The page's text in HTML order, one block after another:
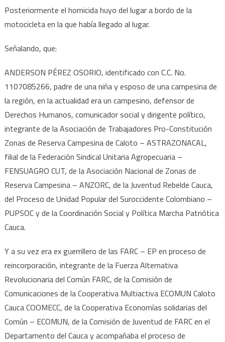
Posteriormente el homicida huyo del lugar a bordo de la
motocicleta en la que había llegado al lugar.
Señalando, que:
ANDERSON PÉREZ OSORIO, identificado con C.C. No.
1107085266, padre de una niña y esposo de una campesina de
la región, en la actualidad era un campesino, defensor de
Derechos Humanos, comunicador social y dirigente político,
integrante de la Asociación de Trabajadores Pro-Constitución
Zonas de Reserva Campesina de Caloto – ASTRAZONACAL,
filial de la Federación Sindical Unitaria Agropecuaria –
FENSUAGRO CUT, de la Asociación Nacional de Zonas de
Reserva Campesina – ANZORC, de la Juventud Rebelde Cauca,
del Proceso de Unidad Popular del Suroccidente Colombiano –
PUPSOC y de la Coordinación Social y Política Marcha Patriótica
Cauca.
Y a su vez era ex guerrillero de las FARC – EP en proceso de
reincorporación, integrante de la Fuerza Alternativa
Revolucionaria del Común FARC, de la Comisión de
Comunicaciones de la Cooperativa Multiactiva ECOMUN Caloto
Cauca COOMECC, de la Cooperativa Economías solidarias del
Común – ECOMUN, de la Comisión de Juventud de FARC en el
Departamento del Cauca y acompañaba el proceso de